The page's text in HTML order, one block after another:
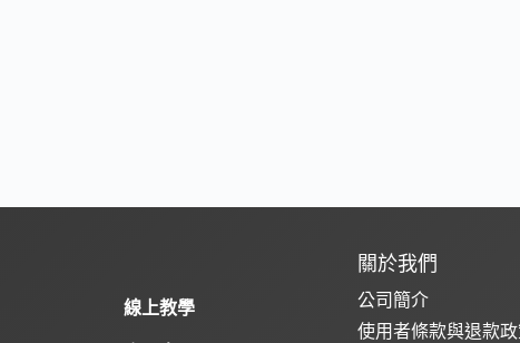
線上教學
關於我們
公司簡介
使用者條款與退款政